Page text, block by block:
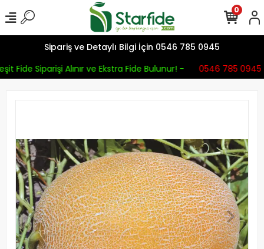
Sipariş ve Detaylı Bilgi İçin 0546 785 0945
Fide Siparişi Alınır ve Ekstra Fide Bulunur! -
0546 785 0945
0